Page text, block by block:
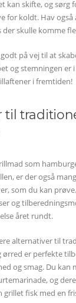
kan skifte, og sørg
for koldt. Hav
der skulle komme
på vej til at
og stemningen
i fremtiden!
til
som
er der også
som du kan
og
året rundt.
alternativer til
ørred er perfekte
og smag. Du
og
grillet fisk med en